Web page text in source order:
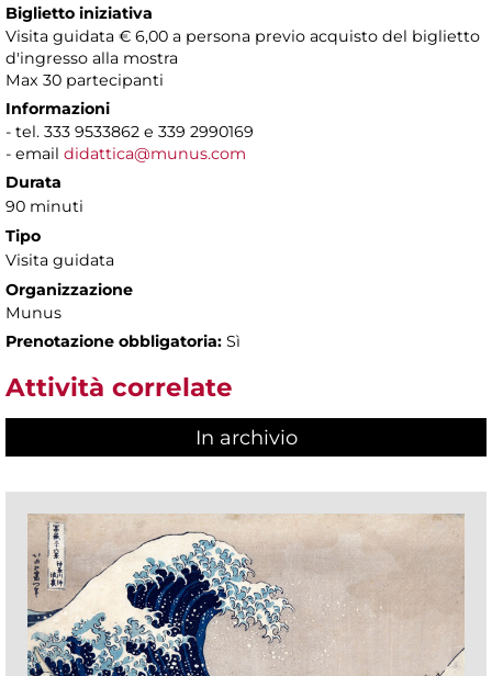
Biglietto iniziativa
Visita guidata € 6,00 a persona previo acquisto del biglietto
d'ingresso alla mostra
Max 30 partecipanti
Informazioni
- tel. 333 9533862 e 339 2990169
- email didattica@munus.com
Durata
90 minuti
Tipo
Visita guidata
Organizzazione
Munus
Prenotazione obbligatoria: Sì
Attività correlate
In archivio